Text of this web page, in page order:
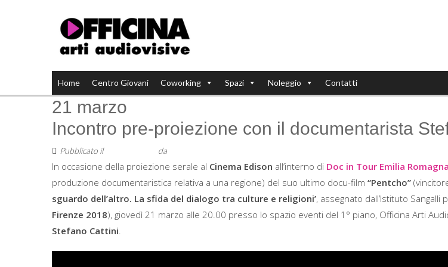
Home Centro Giovani Coworking Spazi Noleggio Contatti
21 marzo
Incontro pre-proiezione con il documentarista
Pubblicato il da
In occasione della proiezione serale al Cinema Edison all’interno di Doc in Tour Emilia
produzione documentaristica relativa a una regione) del suo ultimo docu-film “Pentcho”
sguardo dell’altro. La sfida del dialogo tra culture e religioni’, assegnato dall’Istituto
Firenze 2018), giovedì 21 marzo alle 20.00 presso lo spazio eventi del 1° piano, Officina Arti
Stefano Cattini